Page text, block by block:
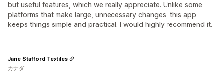
but useful features, which we really appreciate. Unlike some
platforms that make large, unnecessary changes, this app
keeps things simple and practical. I would highly recommend it.
Jane Stafford Textiles
カナダ